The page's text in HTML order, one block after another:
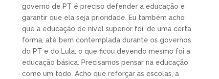
governo de PT é preciso defender a educação e
garantir que ela seja prioridade. Eu também acho
que a educação de nível superior foi, de uma certa
forma, até bem contemplada durante os governos
do PT e do Lula, o que ficou devendo mesmo foi a
educação básica. Precisamos pensar na educação
como um todo. Acho que reforçar as escolas, a